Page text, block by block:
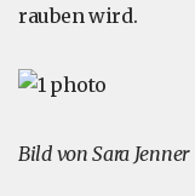
rauben wird.
Bild von Sara Jenner